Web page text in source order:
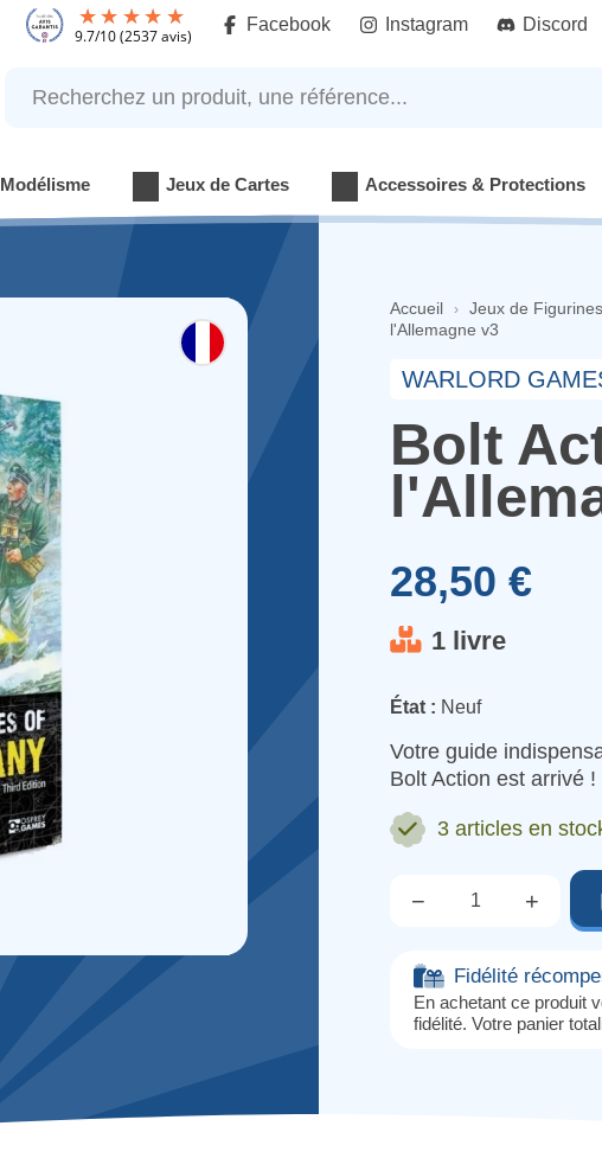
9.7 (2537 avis)
Facebook Instagram Discord
Recherchez un produit, une référence...
Modélisme Jeux de Cartes Accessoires & Protections
Accueil Jeux de Figurines
l'Allemagne v3
WARLORD
Bolt
28,50 €
1 livre
État : Neuf
Votre guide
Bolt Action est arrivé !
3 articles en
− +
Fidélité
En achetant ce produit
fidélité. Votre panier